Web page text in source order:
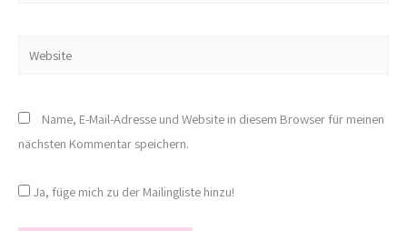
Website
Name, E-Mail-Adresse und Website in diesem Browser für meinen
nächsten Kommentar speichern.
Ja, füge mich zu der Mailingliste hinzu!